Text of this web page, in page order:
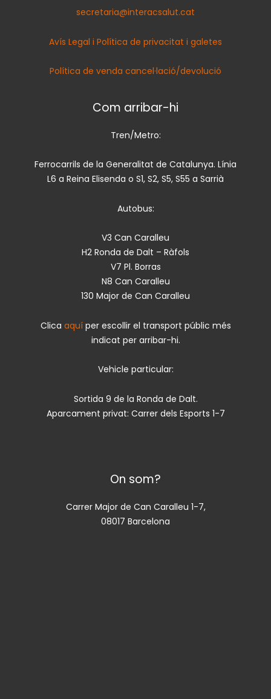
secretaria@interacsalut.cat
Avís Legal i Política de privacitat i galetes
Política de venda cancel·lació/devolució
Com arribar-hi
Tren/Metro:
Ferrocarrils de la Generalitat de Catalunya. Línia
L6 a Reina Elisenda o S1, S2, S5, S55 a Sarrià
Autobus:
V3 Can Caralleu
H2 Ronda de Dalt – Ràfols
V7 Pl. Borras
N8 Can Caralleu
130 Major de Can Caralleu
Clica aquí per escollir el transport públic més
indicat per arribar-hi.
Vehicle particular:
Sortida 9 de la Ronda de Dalt.
Aparcament privat: Carrer dels Esports 1-7
On som?
Carrer Major de Can Caralleu 1-7,
08017 Barcelona